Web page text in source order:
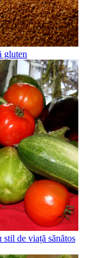
gluten
de viață sănătos